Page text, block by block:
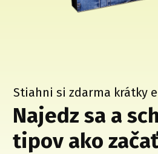
Stiahni si zdarma krátky
Najedz sa a
tipov ako